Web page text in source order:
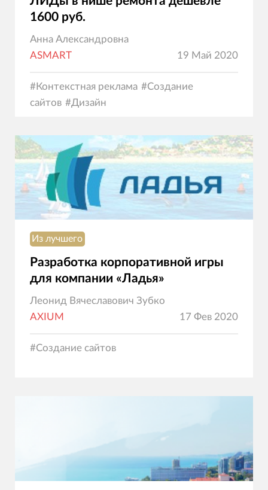
1600 руб.
Анна Александровна
ASMART
19 Май 2020
#Контекстная реклама #Создание
сайтов #Дизайн
Из лучшего
Разработка корпоративной игры
для компании «Ладья»
Леонид Вячеславович Зубко
AXIUM
17 Фев 2020
#Создание сайтов